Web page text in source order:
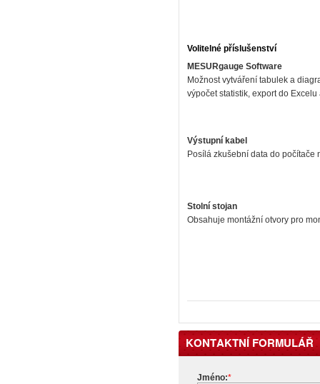
Volitelné příslušenství
MESURgauge Software
Možnost vytváření tabulek a
výpočet statistik, export do
Výstupní kabel
Posílá zkušební data do
Stolní stojan
Obsahuje montážní otvory pro
KONTAKTNÍ FORMULÁŘ
Jméno:*